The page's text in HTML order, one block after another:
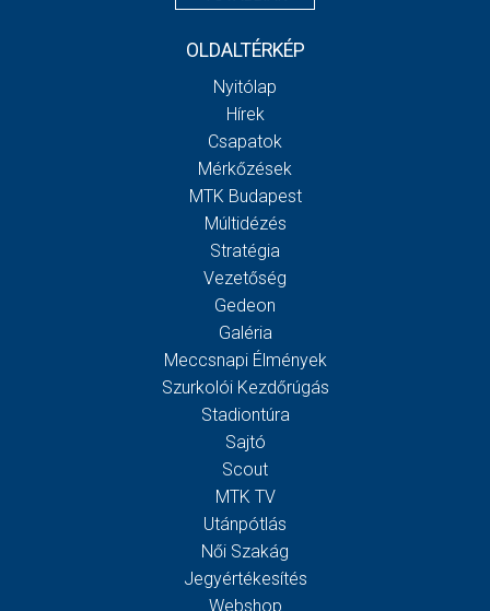
OLDALTÉRKÉP
Nyitólap
Hírek
Csapatok
Mérkőzések
MTK Budapest
Múltidézés
Stratégia
Vezetőség
Gedeon
Galéria
Meccsnapi Élmények
Szurkolói Kezdőrúgás
Stadiontúra
Sajtó
Scout
MTK TV
Utánpótlás
Női Szakág
Jegyértékesítés
Webshop